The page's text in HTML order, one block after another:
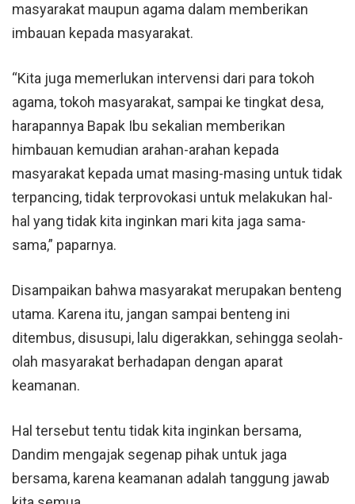
masyarakat maupun agama dalam memberikan
imbauan kepada masyarakat.
“Kita juga memerlukan intervensi dari para tokoh
agama, tokoh masyarakat, sampai ke tingkat desa,
harapannya Bapak Ibu sekalian memberikan
himbauan kemudian arahan-arahan kepada
masyarakat kepada umat masing-masing untuk tidak
terpancing, tidak terprovokasi untuk melakukan hal-
hal yang tidak kita inginkan mari kita jaga sama-
sama,” paparnya.
Disampaikan bahwa masyarakat merupakan benteng
utama. Karena itu, jangan sampai benteng ini
ditembus, disusupi, lalu digerakkan, sehingga seolah-
olah masyarakat berhadapan dengan aparat
keamanan.
Hal tersebut tentu tidak kita inginkan bersama,
Dandim mengajak segenap pihak untuk jaga
bersama, karena keamanan adalah tanggung jawab